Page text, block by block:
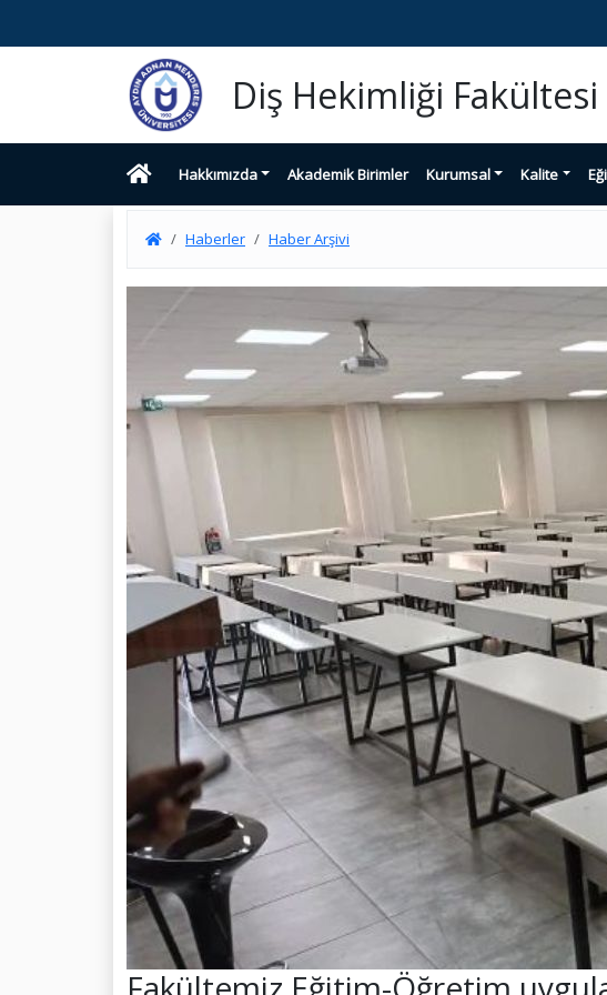
Diş Hekimliği Fakültesi
Hakkımızda Akademik Birimler Kurumsal Kalite
Haberler Haber Arşivi